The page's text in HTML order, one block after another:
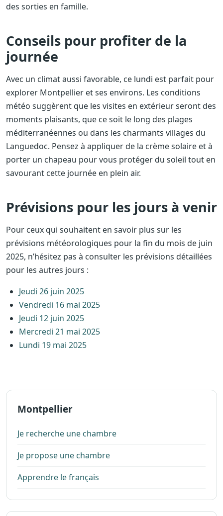
des sorties en famille.
Conseils pour profiter de la
journée
Avec un climat aussi favorable, ce lundi est parfait pour
explorer Montpellier et ses environs. Les conditions
météo suggèrent que les visites en extérieur seront des
moments plaisants, que ce soit le long des plages
méditerranéennes ou dans les charmants villages du
Languedoc. Pensez à appliquer de la crème solaire et à
porter un chapeau pour vous protéger du soleil tout en
savourant cette journée en plein air.
Prévisions pour les jours à venir
Pour ceux qui souhaitent en savoir plus sur les
prévisions météorologiques pour la fin du mois de juin
2025, n’hésitez pas à consulter les prévisions détaillées
pour les autres jours :
Jeudi 26 juin 2025
Vendredi 16 mai 2025
Jeudi 12 juin 2025
Mercredi 21 mai 2025
Lundi 19 mai 2025
Montpellier
Je recherche une chambre
Je propose une chambre
Apprendre le français